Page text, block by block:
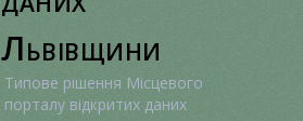
Львівщини
Типове рішення Місцевого
порталу відкритих даних